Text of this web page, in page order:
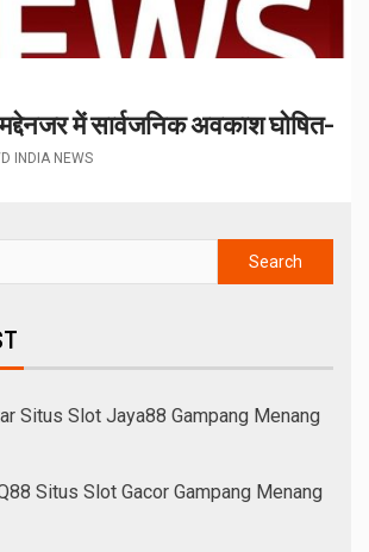
में सार्वजनिक अवकाश घोषित-
INDIA NEWS
Situs Slot Jaya88 Gampang Menang
Situs Slot Gacor Gampang Menang